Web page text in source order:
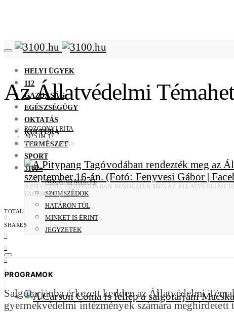
HELYI ÜGYEK
112
GAZDASÁG
EGÉSZSÉGÜGY
OKTATÁS
KULTÚRA
TERMÉSZET
SPORT
3100+
NÓGRÁD MEGYE
SZOMSZÉDOK
HATÁRON TÚL
MINKET IS ÉRINT
JEGYZETEK
PROGRAMOK
Az Állatvédelmi
ROZGONYI RITA
2025-09-17
2 PERC OLVASÁS
A PITYPANG TAGÓVODÁBAN RENDEZTÉK MEG AZ ÁLLATVÉDELMI
FACEBOOK)
TOTAL
0
SHARES
0
0
0
0
Salgótarjánba érkezett kedden az Állatvédelmi
gyermekvédelmi intézmények számára